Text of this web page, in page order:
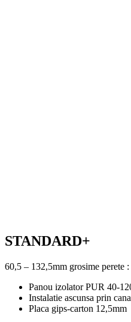
STANDARD+
60,5 – 132,5mm grosime perete :
Panou izolator PUR 40-
Instalatie ascunsa prin
Placa gips-carton 12,5mm